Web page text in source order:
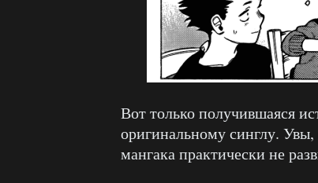
Вот только получившаяся
оригинальному синглу.
мангака практически не